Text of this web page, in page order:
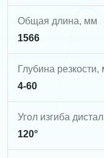
Общая длина, мм
1566
Глубина резкости,
4-60
Угол изгиба
120°